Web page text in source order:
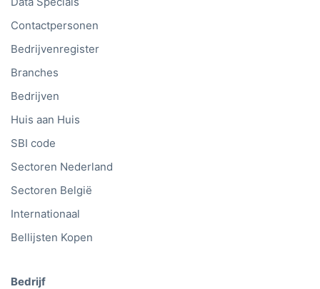
Contactpersonen
Bedrijvenregister
Branches
Bedrijven
Huis aan Huis
SBI code
Sectoren Nederland
Sectoren België
Internationaal
Bellijsten Kopen
Bedrijf